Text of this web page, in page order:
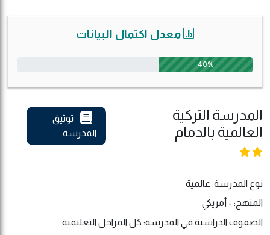
معدل اكتمال البيانات
40%
المدرسة التركية
العالمية بالدمام
توثيق
المدرسة
نوع المدرسة: عالمية
المنهج: - أمريكي
الصفوف الدراسية في المدرسة: كل المراحل التعليمية